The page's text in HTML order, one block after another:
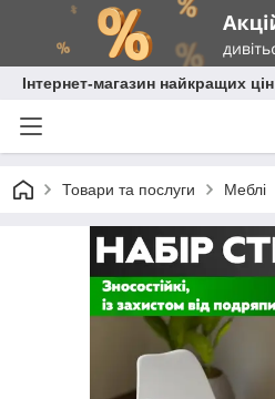
Інтернет-магазин найкращих цін
Товари та послуги Меблі